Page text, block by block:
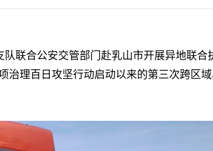
合公安交管部门赴乳山市开展异地联合
治理百日攻坚行动启动以来的第三次跨区